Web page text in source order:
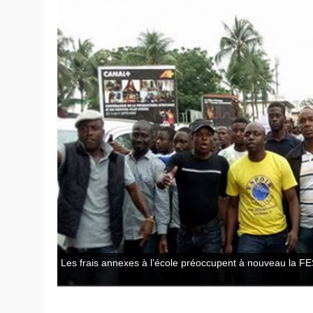
Les frais annexes à l’école préoccupent à nouveau la